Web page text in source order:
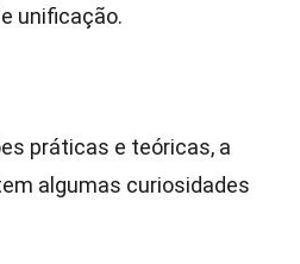
unificação.
práticas e teóricas, a
algumas curiosidades